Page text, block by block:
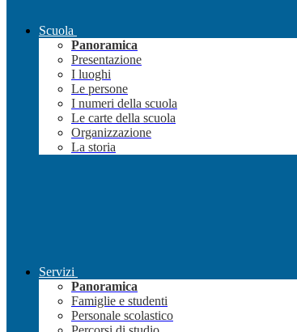
Scuola
Panoramica
Presentazione
I luoghi
Le persone
I numeri della scuola
Le carte della scuola
Organizzazione
La storia
Servizi
Panoramica
Famiglie e studenti
Personale scolastico